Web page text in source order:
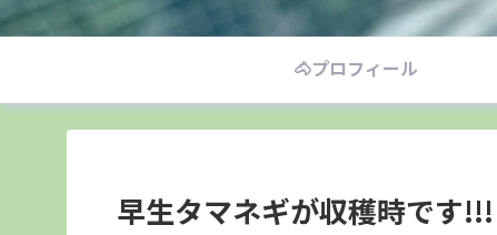
🐴プロフィール
早生タマネギが収穫時です!!!